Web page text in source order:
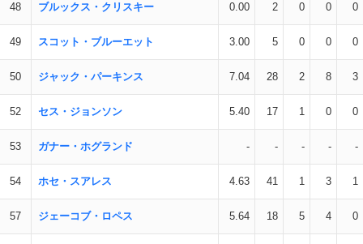
48 ブルックス・クリスキー 0.00 2 0 0 0
49 スコット・ブルーエット 3.00 5 0 0 0
50 ジャック・パーキンス 7.04 28 2 8 3
52 セス・ジョンソン 5.40 17 1 0 0
53 ガナー・ホグランド - - - - -
54 ホセ・スアレス 4.63 41 1 3 1
57 ジェーコブ・ロペス 5.64 18 5 4 0